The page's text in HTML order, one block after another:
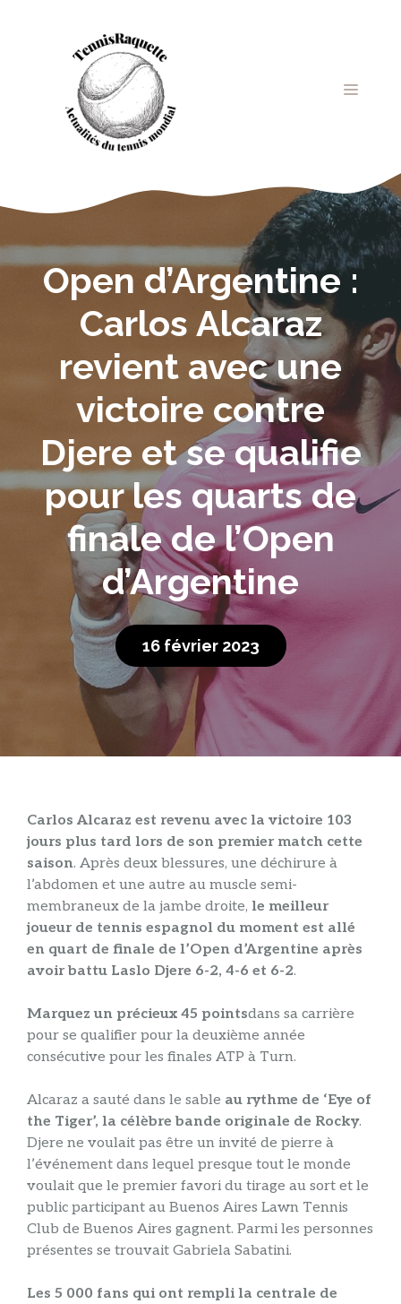
MENU
Open d’Argentine :
Carlos Alcaraz
revient avec une
victoire contre
Djere et se qualifie
pour les quarts de
finale de l’Open
d’Argentine
16 février 2023
Carlos Alcaraz est revenu avec la victoire 103
jours plus tard lors de son premier match cette
saison. Après deux blessures, une déchirure à
l’abdomen et une autre au muscle semi-
membraneux de la jambe droite, le meilleur
joueur de tennis espagnol du moment est allé
en quart de finale de l’Open d’Argentine après
avoir battu Laslo Djere 6-2, 4-6 et 6-2.
Marquez un précieux 45 pointsdans sa carrière
pour se qualifier pour la deuxième année
consécutive pour les finales ATP à Turn.
Alcaraz a sauté dans le sable au rythme de ‘Eye of
the Tiger’, la célèbre bande originale de Rocky.
Djere ne voulait pas être un invité de pierre à
l’événement dans lequel presque tout le monde
voulait que le premier favori du tirage au sort et le
public participant au Buenos Aires Lawn Tennis
Club de Buenos Aires gagnent. Parmi les personnes
présentes se trouvait Gabriela Sabatini.
Les 5 000 fans qui ont rempli la centrale de